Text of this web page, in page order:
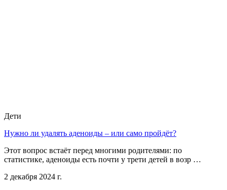
Дети
Нужно ли удалять аденоиды – или само пройдёт?
Этот вопрос встаёт перед многими родителями: по
статистике, аденоиды есть почти у трети детей в возр …
2 декабря 2024 г.